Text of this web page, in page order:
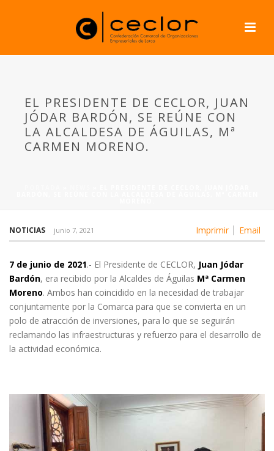
EL PRESIDENTE DE CECLOR, JUAN
JÓDAR BARDÓN, SE REÚNE CON
LA ALCALDESA DE ÁGUILAS, Mª
CARMEN MORENO.
Imprimir Email
NOTICIAS junio 7, 2021
7 de junio de 2021.- El Presidente de CECLOR, Juan Jódar
Bardón, era recibido por la Alcaldes de Águilas Mª Carmen
Moreno. Ambos han coincidido en la necesidad de trabajar
conjuntamente por la Comarca para que se convierta en un
polo de atracción de inversiones, para lo que se seguirán
reclamando las infraestructuras y refuerzo para el desarrollo de
la actividad económica.